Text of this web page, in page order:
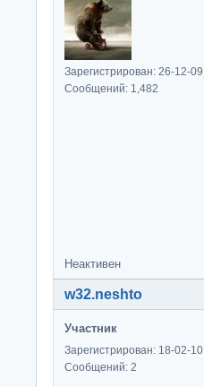
Зарегистрирован: 26-12-09
Сообщений: 1,482
Неактивен
w32.neshto
Участник
Зарегистрирован: 18-02-10
Сообщений: 2